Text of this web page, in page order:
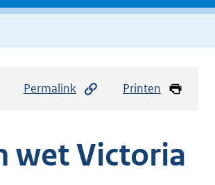
Permalink Printen
wet Victoria